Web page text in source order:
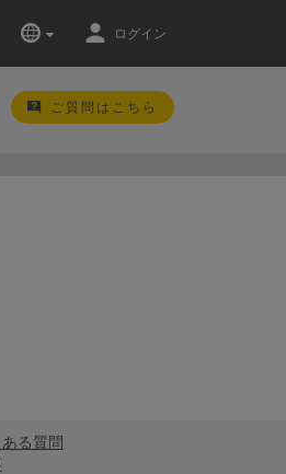
ログイン
ご質問はこちら
る質問